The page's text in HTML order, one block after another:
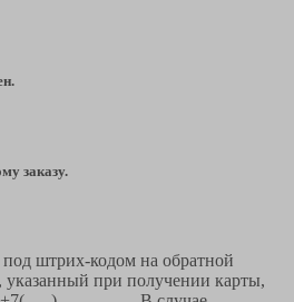
заказу.
штрих-кодом на обратной
указанный при получении карты,